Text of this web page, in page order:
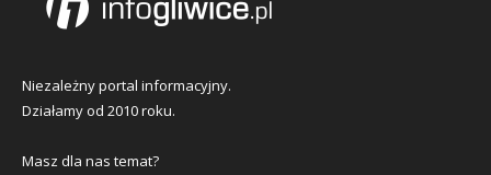
Niezależny portal informacyjny.
Działamy od 2010 roku.
Masz dla nas temat?